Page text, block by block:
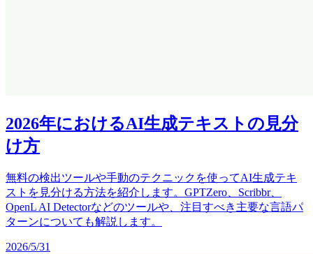
2026年におけるAI生成テキストの見分
け方
無料の検出ツールや手動のテクニックを使ってAI生成テキ
ストを見分ける方法を紹介します。GPTZero、Scribbr、
OpenL AI Detectorなどのツールや、注目すべき主要な言語パ
ターンについても解説します。
2026/5/31